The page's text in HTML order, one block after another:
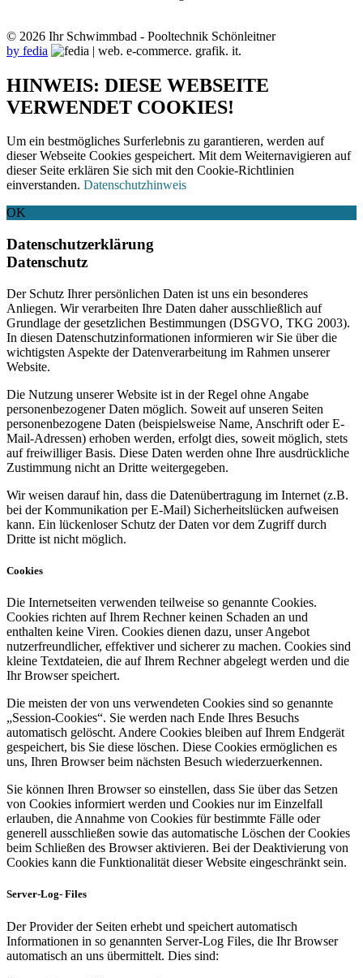
© 2026 Ihr Schwimmbad - Pooltechnik Schönleitner
by fedia
HINWEIS: DIESE WEBSEITE
VERWENDET COOKIES!
Um ein bestmögliches Surferlebnis zu garantieren, werden auf
dieser Webseite Cookies gespeichert. Mit dem Weiternavigieren auf
dieser Seite erklären Sie sich mit den Cookie-Richtlinien
einverstanden. Datenschutzhinweis
OK
Datenschutzerklärung
Datenschutz
Der Schutz Ihrer persönlichen Daten ist uns ein besonderes
Anliegen. Wir verarbeiten Ihre Daten daher ausschließlich auf
Grundlage der gesetzlichen Bestimmungen (DSGVO, TKG 2003).
In diesen Datenschutzinformationen informieren wir Sie über die
wichtigsten Aspekte der Datenverarbeitung im Rahmen unserer
Website.
Die Nutzung unserer Website ist in der Regel ohne Angabe
personenbezogener Daten möglich. Soweit auf unseren Seiten
personenbezogene Daten (beispielsweise Name, Anschrift oder E-
Mail-Adressen) erhoben werden, erfolgt dies, soweit möglich, stets
auf freiwilliger Basis. Diese Daten werden ohne Ihre ausdrückliche
Zustimmung nicht an Dritte weitergegeben.
Wir weisen darauf hin, dass die Datenübertragung im Internet (z.B.
bei der Kommunikation per E-Mail) Sicherheitslücken aufweisen
kann. Ein lückenloser Schutz der Daten vor dem Zugriff durch
Dritte ist nicht möglich.
Cookies
Die Internetseiten verwenden teilweise so genannte Cookies.
Cookies richten auf Ihrem Rechner keinen Schaden an und
enthalten keine Viren. Cookies dienen dazu, unser Angebot
nutzerfreundlicher, effektiver und sicherer zu machen. Cookies sind
kleine Textdateien, die auf Ihrem Rechner abgelegt werden und die
Ihr Browser speichert.
Die meisten der von uns verwendeten Cookies sind so genannte
„Session-Cookies“. Sie werden nach Ende Ihres Besuchs
automatisch gelöscht. Andere Cookies bleiben auf Ihrem Endgerät
gespeichert, bis Sie diese löschen. Diese Cookies ermöglichen es
uns, Ihren Browser beim nächsten Besuch wiederzuerkennen.
Sie können Ihren Browser so einstellen, dass Sie über das Setzen
von Cookies informiert werden und Cookies nur im Einzelfall
erlauben, die Annahme von Cookies für bestimmte Fälle oder
generell ausschließen sowie das automatische Löschen der Cookies
beim Schließen des Browser aktivieren. Bei der Deaktivierung von
Cookies kann die Funktionalität dieser Website eingeschränkt sein.
Server-Log- Files
Der Provider der Seiten erhebt und speichert automatisch
Informationen in so genannten Server-Log Files, die Ihr Browser
automatisch an uns übermittelt. Dies sind: